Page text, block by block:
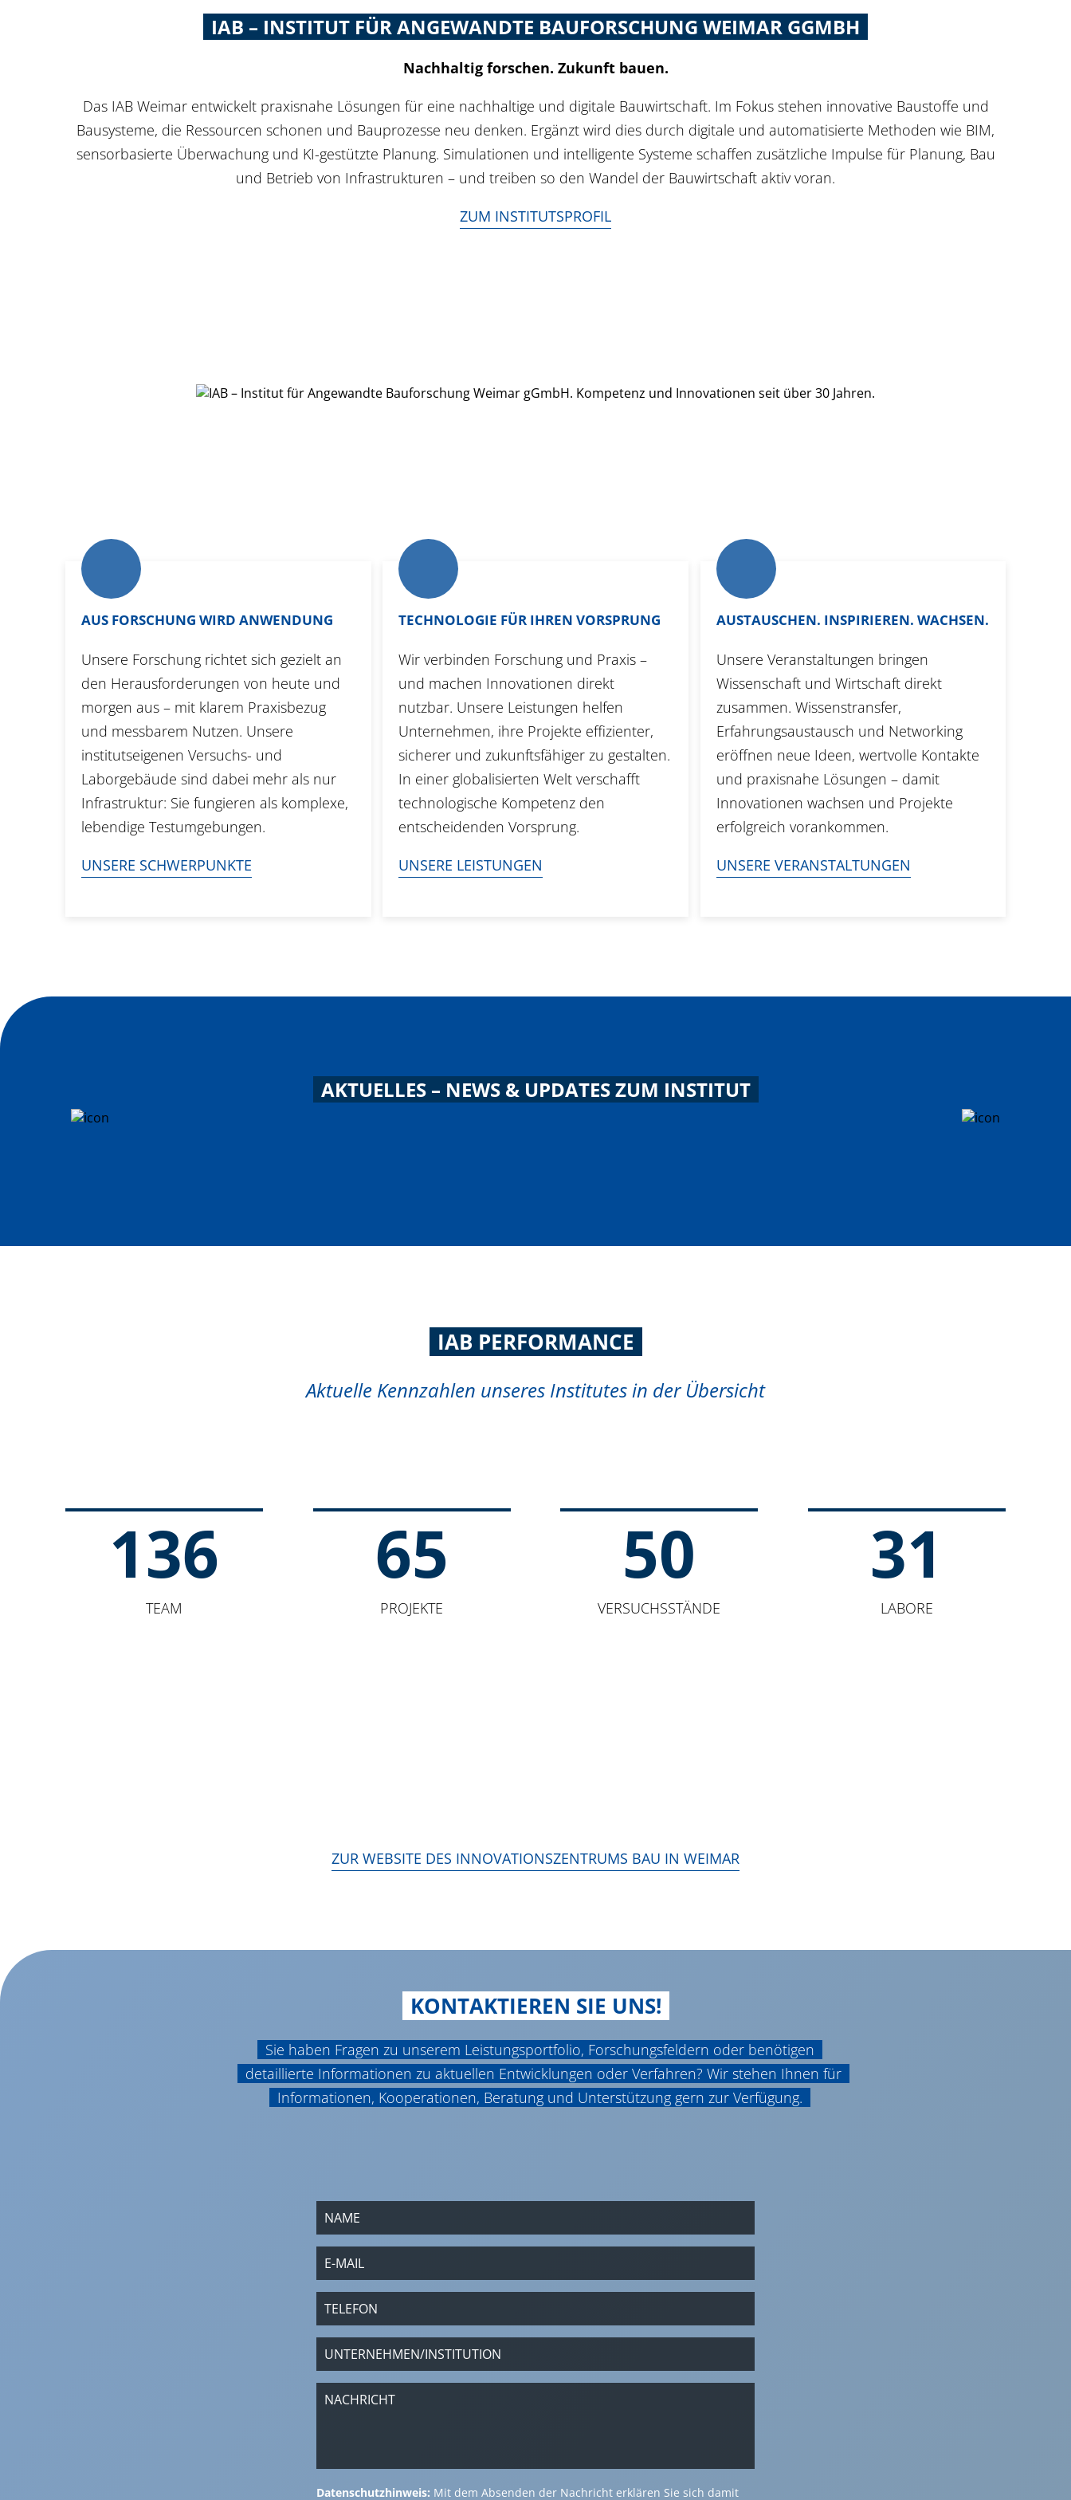
IAB – INSTITUT FÜR ANGEWANDTE BAUFORSCHUNG WEIMAR GGMBH
Nachhaltig forschen. Zukunft bauen.
Das IAB Weimar entwickelt praxisnahe Lösungen für eine nachhaltige und digitale Bauwirtschaft. Im Fokus stehen innovative Baustoffe und
Bausysteme, die Ressourcen schonen und Bauprozesse neu denken. Ergänzt wird dies durch digitale und automatisierte Methoden wie BIM,
sensorbasierte Überwachung und KI-gestützte Planung. Simulationen und intelligente Systeme schaffen zusätzliche Impulse für Planung, Bau
und Betrieb von Infrastrukturen – und treiben so den Wandel der Bauwirtschaft aktiv voran.
ZUM INSTITUTSPROFIL
AUS FORSCHUNG WIRD ANWENDUNG
Unsere Forschung richtet sich gezielt an
den Herausforderungen von heute und
morgen aus – mit klarem Praxisbezug
und messbarem Nutzen. Unsere
institutseigenen Versuchs- und
Laborgebäude sind dabei mehr als nur
Infrastruktur: Sie fungieren als komplexe,
lebendige Testumgebungen.
UNSERE SCHWERPUNKTE
TECHNOLOGIE FÜR IHREN VORSPRUNG
Wir verbinden Forschung und Praxis –
und machen Innovationen direkt
nutzbar. Unsere Leistungen helfen
Unternehmen, ihre Projekte effizienter,
sicherer und zukunftsfähiger zu gestalten.
In einer globalisierten Welt verschafft
technologische Kompetenz den
entscheidenden Vorsprung.
UNSERE LEISTUNGEN
AUSTAUSCHEN. INSPIRIEREN. WACHSEN.
Unsere Veranstaltungen bringen
Wissenschaft und Wirtschaft direkt
zusammen. Wissenstransfer,
Erfahrungsaustausch und Networking
eröffnen neue Ideen, wertvolle Kontakte
und praxisnahe Lösungen – damit
Innovationen wachsen und Projekte
erfolgreich vorankommen.
UNSERE VERANSTALTUNGEN
AKTUELLES – NEWS & UPDATES ZUM INSTITUT
IAB PERFORMANCE
Aktuelle Kennzahlen unseres Institutes in der Übersicht
136
TEAM
65
PROJEKTE
50
VERSUCHSSTÄNDE
31
LABORE
ZUR WEBSITE DES INNOVATIONSZENTRUMS BAU IN WEIMAR
KONTAKTIEREN SIE UNS!
Sie haben Fragen zu unserem Leistungsportfolio, Forschungsfeldern oder benötigen
detaillierte Informationen zu aktuellen Entwicklungen oder Verfahren? Wir stehen Ihnen für
Informationen, Kooperationen, Beratung und Unterstützung gern zur Verfügung.
Datenschutzhinweis: Mit dem Absenden der Nachricht erklären Sie sich damit